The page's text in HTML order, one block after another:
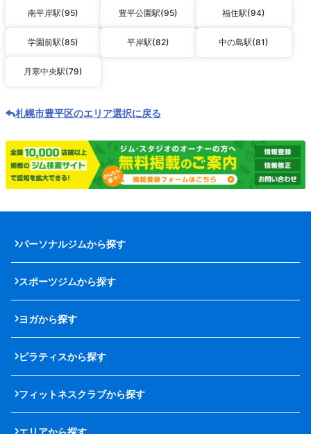
南平岸駅(95) 豊平公園駅(95) 福住駅(94)
学園前駅(85) 平岸駅(82) 中の島駅(81)
月寒中央駅(79)
札幌市豊平区のエリア選択に戻る
パーソナルジムから探す
スポーツジムから探す
ヨガから探す
ピラティスから探す
フィットネスクラブから探す
エリアから探す